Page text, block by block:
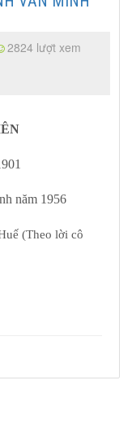
2824 lượt xem
năm 1956
(Theo lời cô